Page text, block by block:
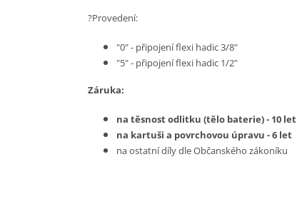
?Provedení:
"0" - připojení flexi hadic 3/8"
"5" - připojení flexi hadic 1/2"
Záruka:
na těsnost odlitku (tělo baterie) - 10 let
na kartuši a povrchovou úpravu - 6 let
na ostatní díly dle Občanského zákoníku